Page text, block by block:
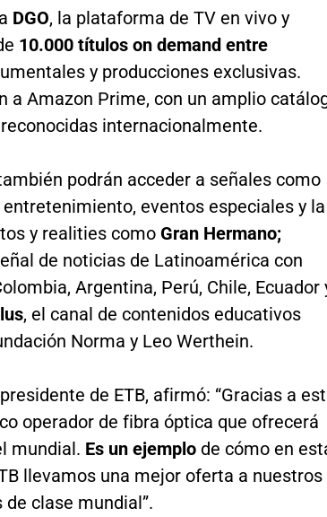
DGO, la plataforma de TV en vivo y
10.000 títulos on demand entre
y producciones exclusivas.
a Amazon Prime, con un amplio
internacionalmente.
podrán acceder a señales como
entretenimiento, eventos especiales y la
y realities como Gran Hermano;
de noticias de Latinoamérica con
Argentina, Perú, Chile, Ecuador
, el canal de contenidos educativos
Norma y Leo Werthein.
de ETB, afirmó: “Gracias a
operador de fibra óptica que ofrecerá
mundial. Es un ejemplode cómo en
llevamos una mejor oferta a nuestros
clase mundial”.